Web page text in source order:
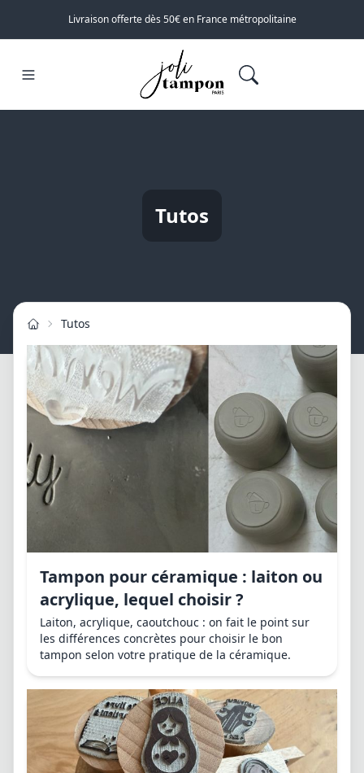
Livraison offerte dès 50€ en France métropolitaine
Tutos
Tutos
Tampon pour céramique : laiton ou
acrylique, lequel choisir ?
Laiton, acrylique, caoutchouc : on fait le point sur
les différences concrètes pour choisir le bon
tampon selon votre pratique de la céramique.